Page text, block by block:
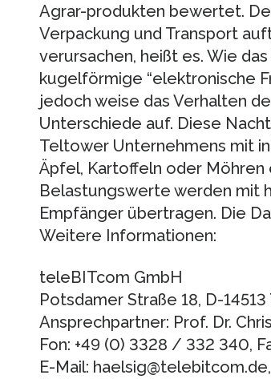
Agrar-produkten bewertet.
Verpackung und Transport
verursachen, heißt es. Wie
kugelförmige “elektronische
jedoch weise das Verhalten
Unterschiede auf. Diese
Teltower Unternehmens mit
Äpfel, Kartoffeln oder Möhren
Belastungswerte werden mit
Empfänger übertragen. Die
Weitere Informationen:
teleBITcom GmbH
Potsdamer Straße 18, D-
Ansprechpartner: Prof. Dr.
Fon: +49 (0) 3328 / 332 340,
E-Mail: